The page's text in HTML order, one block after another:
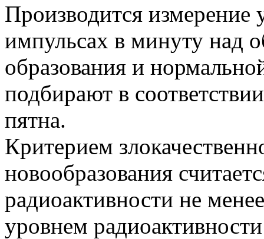
Производится измерение
импульсах в минуту над
образования и
подбирают в
пятна.
Критерием
новообразования
радиоактивности не
уровнем